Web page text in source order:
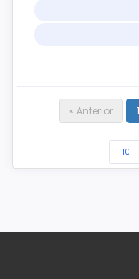
« Anterior 1